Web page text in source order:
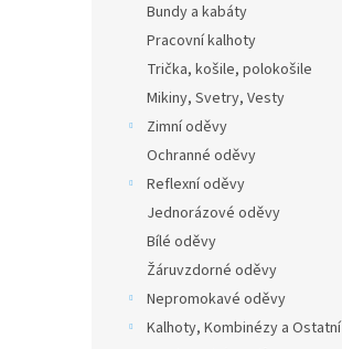
Bundy a kabáty
Pracovní kalhoty
Trička, košile, polokošile
Mikiny, Svetry, Vesty
Zimní oděvy
Ochranné oděvy
Reflexní oděvy
Jednorázové oděvy
Bílé oděvy
Žáruvzdorné oděvy
Nepromokavé oděvy
Kalhoty, Kombinézy a Ostatní